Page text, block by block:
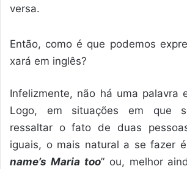
versa.
Então, como é que podemos
xará em inglês?
Infelizmente, não há uma palavra
Logo, em situações em que
ressaltar o fato de duas
iguais, o mais natural a se fazer
name’s Maria too” ou, melhor